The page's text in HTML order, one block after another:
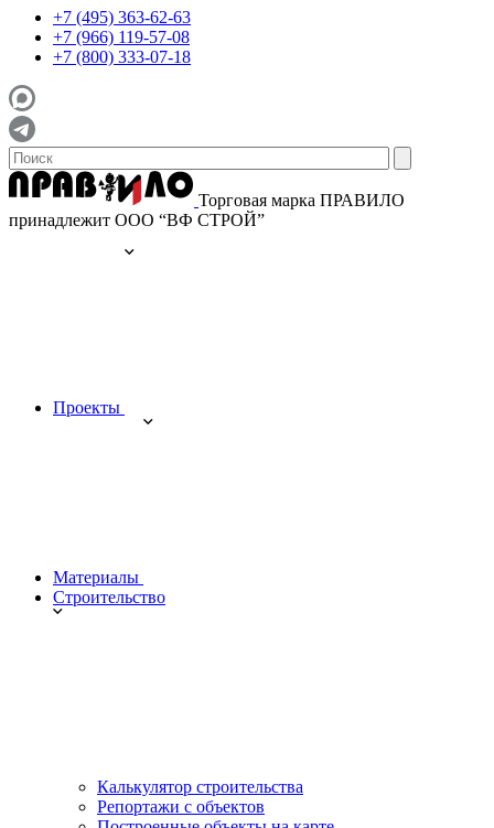
+7 (495) 363-62-63
+7 (966) 119-57-08
+7 (800) 333-07-18
Торговая марка ПРАВИЛО
принадлежит ООО “ВФ СТРОЙ”
Проекты
Материалы
Строительство
Калькулятор строительства
Репортажи с объектов